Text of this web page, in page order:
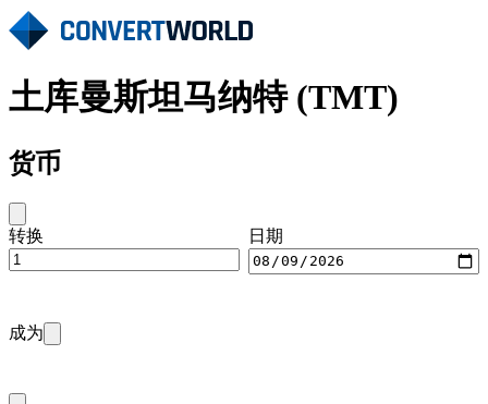
土库曼斯坦马纳特 (TMT)
货币
转换 日期
成为